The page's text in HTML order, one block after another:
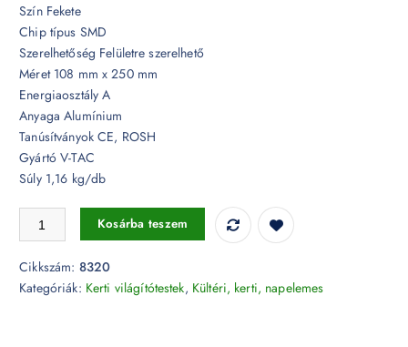
Szín Fekete
Chip típus SMD
Szerelhetőség Felületre szerelhető
Méret 108 mm x 250 mm
Energiaosztály A
Anyaga Alumínium
Tanúsítványok CE, ROSH
Gyártó V-TAC
Súly 1,16 kg/db
10W LED Kerti állólámpa 25 cm szürke 4000K - 8320 mennyiség
Kosárba teszem
Cikkszám: 8320
Kategóriák: Kerti világítótestek, Kültéri, kerti, napelemes